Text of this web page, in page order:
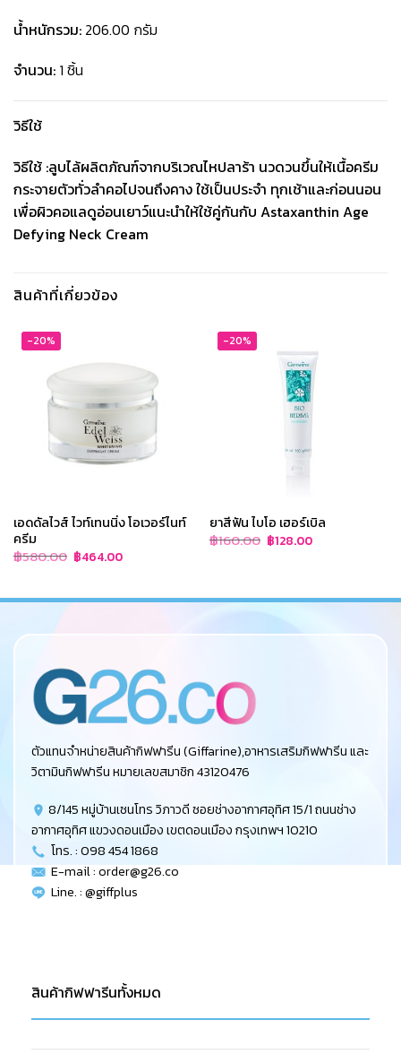
น้ำหนักรวม: 206.00 กรัม
จำนวน: 1 ชิ้น
วิธีใช้
วิธีใช้ :ลูบไล้ผลิตภัณฑ์จากบริเวณไหปลาร้า นวดวนขึ้นให้เนื้อครีม
กระจายตัวทั่วลำคอไปจนถึงคาง ใช้เป็นประจำ ทุกเช้าและก่อนนอน
เพื่อผิวคอแลดูอ่อนเยาว์แนะนำให้ใช้คู่กันกับ Astaxanthin Age
Defying Neck Cream
สินค้าที่เกี่ยวข้อง
-20%
เอดดัลไวส์ ไวท์เทนนิ่ง โอเวอร์ไนท์
ครีม
฿580.00 Original
price
฿464.00Current
price
-20%
ยาสีฟัน ไบโอ เฮอร์เบิล
฿160.00 Original
price
฿128.00Current
price
ตัวแทนจำหน่ายสินค้ากิฟฟารีน (Giffarine),อาหารเสริมกิฟฟารีน และ
วิตามินกิฟฟารีน หมายเลขสมาชิก 43120476
8/145 หมู่บ้านเซนโทร วิภาวดี ซอยช่างอากาศอุทิศ 15/1 ถนนช่าง
อากาศอุทิศ แขวงดอนเมือง เขตดอนเมือง กรุงเทพฯ 10210
โทร. : 098 454 1868
E-mail :order@g26.co
Line. : @giffplus
สินค้ากิฟฟารีนทั้งหมด